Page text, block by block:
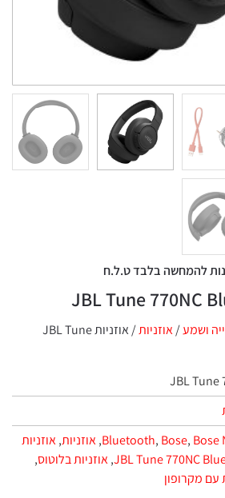
בלבד ט.ל.ח
/ אוזניות
/ אוזניות JBL Tune
Bluetooth ,Bose
,אוזניות,אוזניות
JBL Tune
,אוזניות בלוטוס,